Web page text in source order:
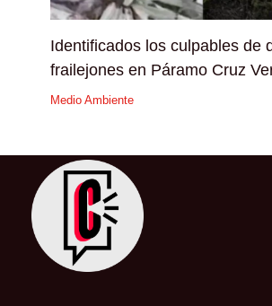
Identificados los culpables de
frailejones en Páramo Cruz
Medio Ambiente